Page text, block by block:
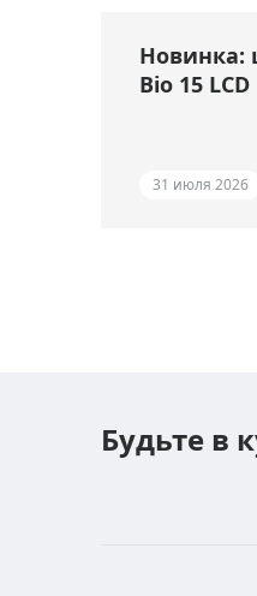
Новинка:
Bio 15 LCD
31 июля 2026
Будьте в